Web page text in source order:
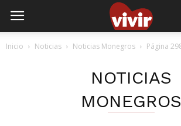
Inicio Noticias Noticias Monegros Página
NOTICIAS
MONEGROS